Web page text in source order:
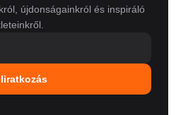
újdonságainkról és inspiráló